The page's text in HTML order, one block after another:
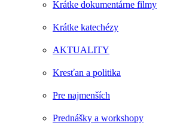
Krátke dokumentárne filmy
Krátke katechézy
AKTUALITY
Kresťan a politika
Pre najmenších
Prednášky a workshopy